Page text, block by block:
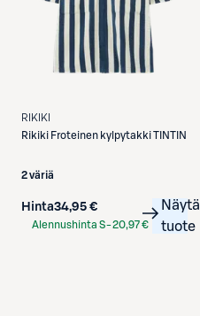
RIKIKI
Rikiki Froteinen kylpytakki TINTIN
2 väriä
Hinta34,95 €
Alennushinta S-20,97 €
Näytä
tuote